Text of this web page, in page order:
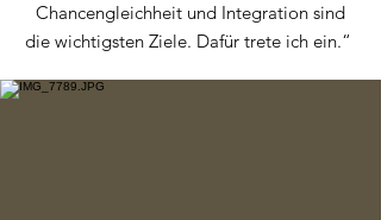
Chancengleichheit und Integration sind
die wichtigsten Ziele. Dafür trete ich ein.“